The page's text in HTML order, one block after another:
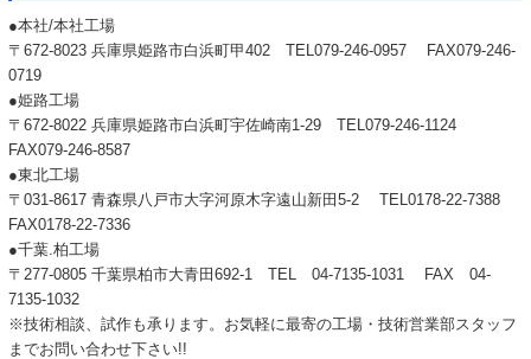
●本社/本社工場
〒672-8023 兵庫県姫路市白浜町甲402 TEL079-246-0957 FAX079-246-
0719
●姫路工場
〒672-8022 兵庫県姫路市白浜町宇佐崎南1-29 TEL079-246-1124
FAX079-246-8587
●東北工場
〒031-8617 青森県八戸市大字河原木字遠山新田5-2 TEL0178-22-7388
FAX0178-22-7336
●千葉.柏工場
〒277-0805 千葉県柏市大青田692-1 TEL 04-7135-1031 FAX 04-
7135-1032
※技術相談、試作も承ります。お気軽に最寄の工場・技術営業部スタッフ
までお問い合わせ下さい!!